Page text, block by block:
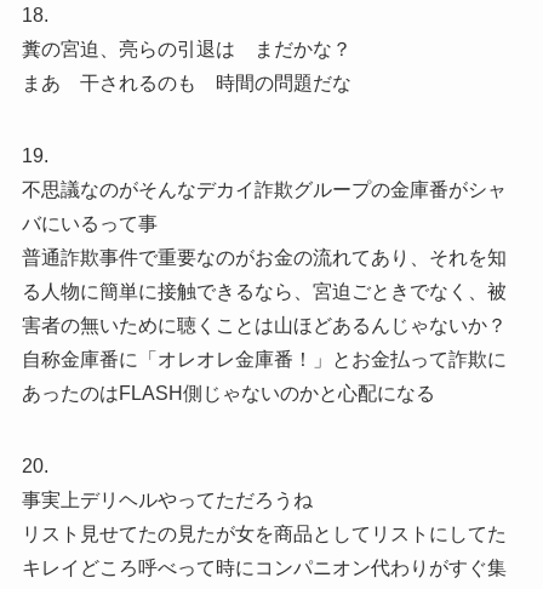
18.
糞の宮迫、亮らの引退は まだかな？
まあ 干されるのも 時間の問題だな
19.
不思議なのがそんなデカイ詐欺グループの金庫番がシャ
バにいるって事
普通詐欺事件で重要なのがお金の流れてあり、それを知
る人物に簡単に接触できるなら、宮迫ごときでなく、被
害者の無いために聴くことは山ほどあるんじゃないか？
自称金庫番に「オレオレ金庫番！」とお金払って詐欺に
あったのはFLASH側じゃないのかと心配になる
20.
事実上デリヘルやってただろうね
リスト見せてたの見たが女を商品としてリストにしてた
キレイどころ呼べって時にコンパニオン代わりがすぐ集